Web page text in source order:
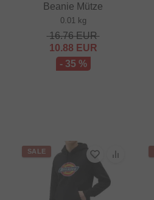
Beanie Mütze
0.01 kg
16.76EUR
10.88 EUR
- 35 %
SALE